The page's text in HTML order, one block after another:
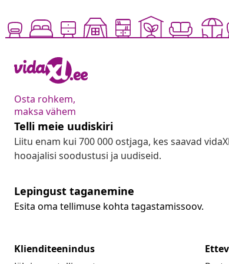
Osta rohkem,
maksa vähem
Telli meie uudiskiri
Liitu enam kui 700 000 ostjaga, kes saavad
hooajalisi soodustusi ja uudiseid.
Lepingust taganemine
Esita oma tellimuse kohta tagastamissoov.
Klienditeenindus